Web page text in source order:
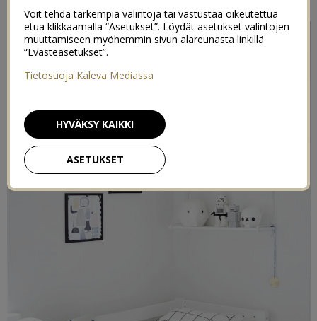
Voit tehdä tarkempia valintoja tai vastustaa oikeutettua
etua klikkaamalla “Asetukset”. Löydät asetukset valintojen
muuttamiseen myöhemmin sivun alareunasta linkillä
“Evästeasetukset”.
Tietosuoja Kaleva Mediassa
ASETUKSET
HYVÄKSY KAIKKI